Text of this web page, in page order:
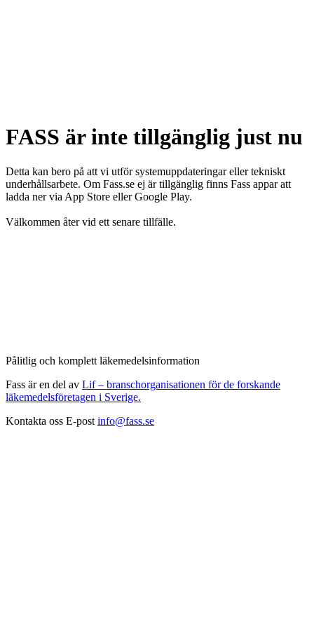
FASS är inte tillgänglig just nu
Detta kan bero på att vi utför systemuppdateringar eller tekniskt
underhållsarbete. Om Fass.se ej är tillgänglig finns Fass appar att
ladda ner via App Store eller Google Play.
Välkommen åter vid ett senare tillfälle.
Pålitlig och komplett läkemedelsinformation
Fass är en del av Lif – branschorganisationen för de forskande
läkemedelsföretagen i Sverige.
Kontakta oss E-post info@fass.se